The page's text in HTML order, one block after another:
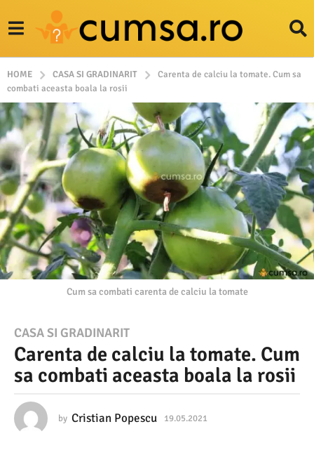
HOME CASA SI GRADINARIT
Carenta de calciu la tomate. Cum sa
combati aceasta boala la rosii
Cum sa combati carenta de calciu la tomate
1
9
.
5
CASA SI GRADINARIT
Carenta de calciu la tomate. Cum
sa combati aceasta boala la rosii
by Cristian Popescu 19.05.2021